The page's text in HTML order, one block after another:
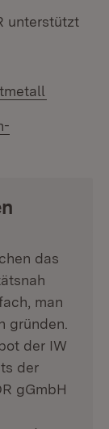
unterstützt
das
man
gründen.
der IW
der
gGmbH